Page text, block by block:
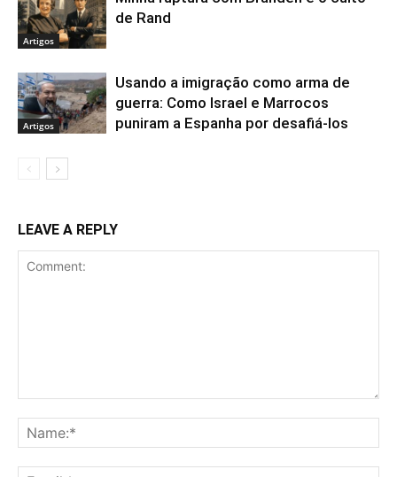
Artigos
de Rand
Artigos
Usando a imigração como arma de
guerra: Como Israel e Marrocos
puniram a Espanha por desafiá-los
LEAVE A REPLY